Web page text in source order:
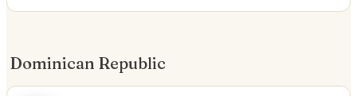
Dominican Republic